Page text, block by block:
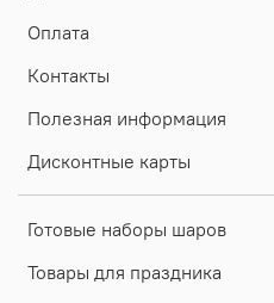
Оплата
Контакты
Полезная информация
Дисконтные карты
Готовые наборы шаров
Товары для праздника